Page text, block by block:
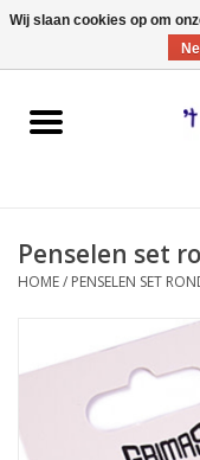
Home
spellen
schmink & make-up
hebbedingen
Penselen set
HOME/ PENSELEN SET
Wij slaan cookies op om